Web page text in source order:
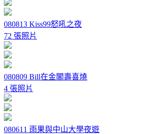
080813 Kiss99怒吼之夜
72 張照片
080809 Bill在金閣壽喜燒
4 張照片
080611 雨果與中山大學夜遊